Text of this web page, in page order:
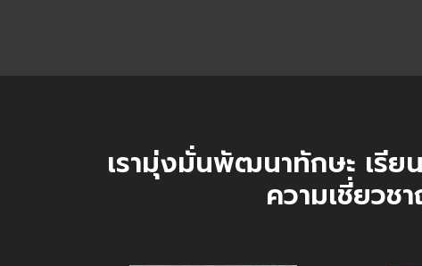
เรามุ่งมั่นพัฒนาทักษะ เรีย
ความเชี่ยวช